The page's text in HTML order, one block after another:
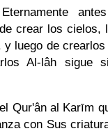
crear los cielos,
y luego de
Al-lâh sigue
Qur'ân al Karīm
con Sus